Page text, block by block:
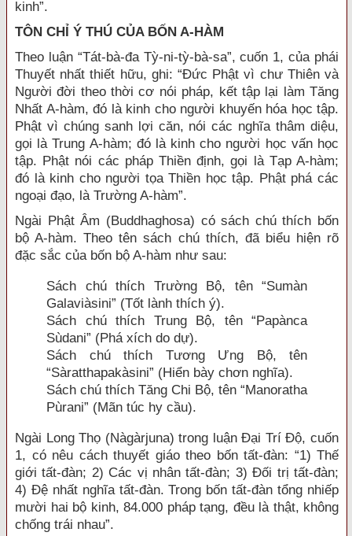
kinh”.
TÔN CHỈ Ý THÚ CỦA BỐN A-HÀM
Theo luận “Tát-bà-đa Tỳ-ni-tỳ-bà-sa”, cuốn 1, của phái
Thuyết nhất thiết hữu, ghi: “Đức Phật vì chư Thiên và
Người đời theo thời cơ nói pháp, kết tập lại làm Tăng
Nhất A-hàm, đó là kinh cho người khuyến hóa học tập.
Phật vì chúng sanh lợi căn, nói các nghĩa thâm diệu,
gọi là Trung A-hàm; đó là kinh cho người học vấn học
tập. Phật nói các pháp Thiền định, gọi là Tạp A-hàm;
đó là kinh cho người tọa Thiền học tập. Phật phá các
ngoại đạo, là Trường A-hàm”.
Ngài Phật Âm (Buddhaghosa) có sách chú thích bốn
bộ A-hàm. Theo tên sách chú thích, đã biểu hiện rõ
đặc sắc của bốn bộ A-hàm như sau:
Sách chú thích Trường Bộ, tên “Sumàn
Galaviàsini” (Tốt lành thích ý).
Sách chú thích Trung Bộ, tên “Papànca
Sùdani” (Phá xích do dự).
Sách chú thích Tương Ưng Bộ, tên
“Sàratthapakàsini” (Hiển bày chơn nghĩa).
Sách chú thích Tăng Chi Bộ, tên “Manoratha
Pùrani” (Mãn túc hy cầu).
Ngài Long Thọ (Nàgàrjuna) trong luận Đại Trí Độ, cuốn
1, có nêu cách thuyết giáo theo bốn tất-đàn: “1) Thế
giới tất-đàn; 2) Các vị nhân tất-đàn; 3) Đối trị tất-đàn;
4) Đệ nhất nghĩa tất-đàn. Trong bốn tất-đàn tổng nhiếp
mười hai bộ kinh, 84.000 pháp tạng, đều là thật, không
chống trái nhau”.